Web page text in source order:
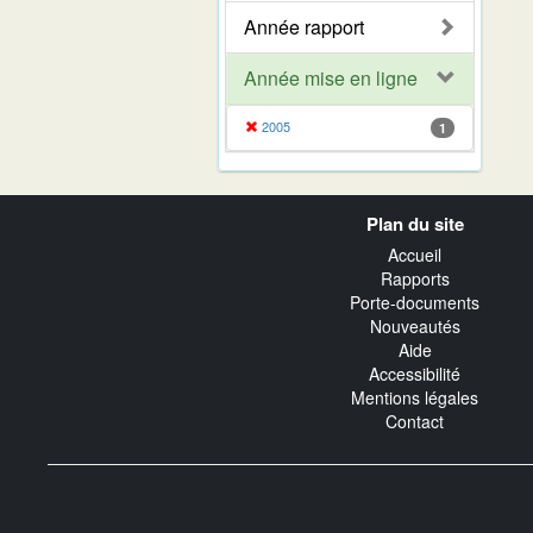
Année rapport
Année mise en ligne
2005 1
Plan du site
Accueil
Rapports
Porte-documents
Nouveautés
Aide
Accessibilité
Mentions légales
Contact